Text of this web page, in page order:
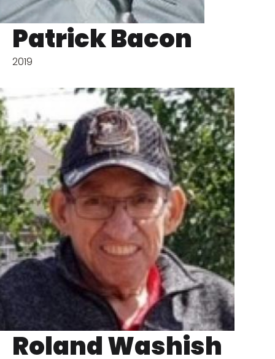
Patrick Bacon
2019
Roland Washish